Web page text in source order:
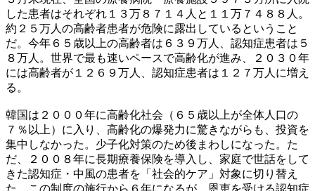
した患者はそれぞれ１３万８７１４人と１１万７４８８人。
約２５万人の高齢者患者が危険に露出しているということ
だ。今年６５歳以上の高齢者は６３９万人、認知症患者は５
８万人。世界で最も速いペースで高齢化が進み、２０３０年
には高齢者が１２６９万人、認知症患者は１２７万人に増え
る。
韓国は２０００年に高齢化社会（６５歳以上が全体人口の
７％以上）に入り、高齢化の爆発力に驚きながらも、投資を
集中しなかった。少子化対策のため後まわしになった。た
だ、２００８年に長期療養保険を導入し、家庭で世話をして
きた認知症・中風の患者を「社会的ケア」対象に切り替え
た。この制度の施行から６年になるが、恩恵を受ける認知症